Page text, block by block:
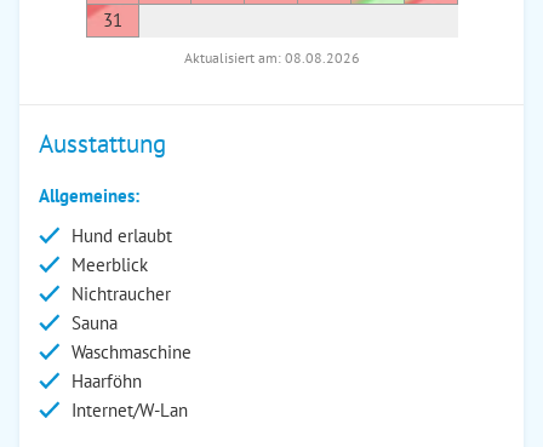
31
Aktualisiert am: 08.08.2026
Ausstattung
Allgemeines:
Hund erlaubt
Meerblick
Nichtraucher
Sauna
Waschmaschine
Haarföhn
Internet/W-Lan